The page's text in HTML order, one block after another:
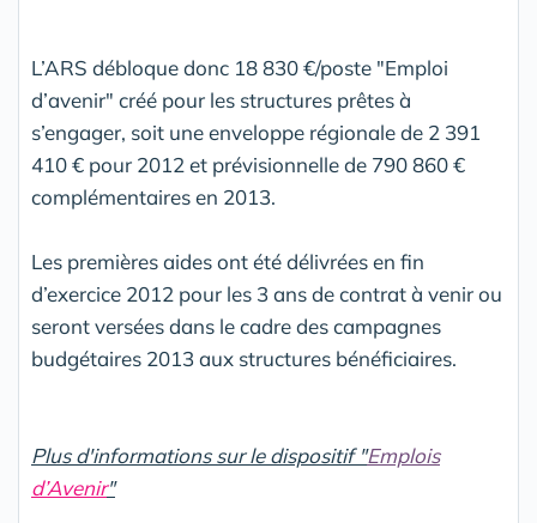
L’ARS débloque donc 18 830 €/poste "Emploi
d’avenir" créé pour les structures prêtes à
s’engager, soit une enveloppe régionale de 2 391
410 € pour 2012 et prévisionnelle de 790 860 €
complémentaires en 2013.
Les premières aides ont été délivrées en fin
d’exercice 2012 pour les 3 ans de contrat à venir ou
seront versées dans le cadre des campagnes
budgétaires 2013 aux structures bénéficiaires.
Plus d'informations sur le dispositif"Emplois
d’Avenir"